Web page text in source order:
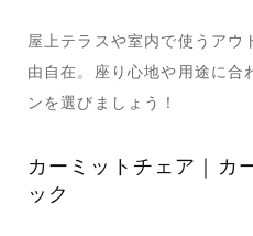
屋上テラスや室内で使うアウ
由自在。座り心地や用途に合
ンを選びましょう！
カーミットチェア｜カ
ック